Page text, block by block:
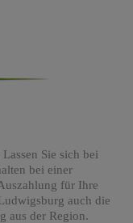
Sie sich bei
bei einer
für Ihre
auch die
aus der Region.